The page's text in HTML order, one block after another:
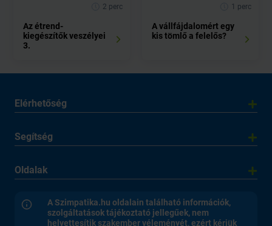
2 perc
Az étrend-
kiegészítők veszélyei
3.
1 perc
A vállfájdalomért egy
kis tömlő a felelős?
Elérhetőség
Segítség
Oldalak
A Szimpatika.hu oldalain található információk,
szolgáltatások tájékoztató jellegűek, nem
helyettesítik szakember véleményét, ezért kérjük